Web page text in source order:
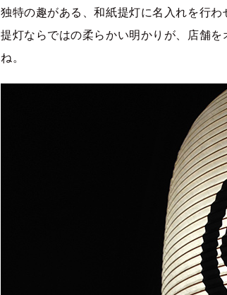
独特の趣がある、和紙提灯に名入れを行わ
提灯ならではの柔らかい明かりが、店舗
ね。